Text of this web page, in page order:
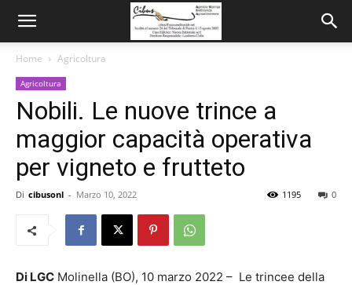
Home Agricoltura
Agricoltura
Nobili. Le nuove trince a
maggior capacità operativa
per vigneto e frutteto
Di cibusonl - Marzo 10, 2022 0
1195
Di LGC Molinella (BO), 10 marzo 2022 – Le trincee della